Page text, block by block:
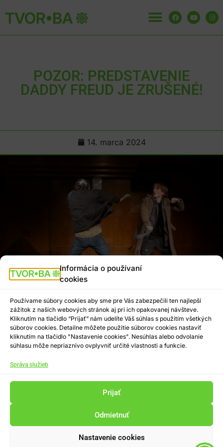
Informácia o používaní
cookies
Používame súbory cookies aby sme pre Vás zabezpečili ten najlepší
zážitok z našich webových stránok aj pri ich opakovanej návšteve.
Kliknutím na tlačidlo “Prijať” nám udelíte Váš súhlas s použitím všetkých
súborov cookies. Detailne môžete použitie súborov cookies nastaviť
kliknutím na tlačidlo "Nastavenie cookies". Nesúhlas alebo odvolanie
súhlasu môže nepriaznivo ovplyvniť určité vlastnosti a funkcie.
Správa služieb
Prijať
Odmietnuť
Nastavenie cookies
POZOR: PREDSTAVENIE
DADDY FREUD JE ZRUŠENÉ!
14. marca 2024
Predstavenie Daddy Freud, ktoré sa malo konať v
sobotu v Teatro Colorato je z organizačných dôvodov
zrušené.
Divadelné predstavenie Daddy Freud divadelného
súboru B+S, ktoré sa malo konať 16. marca 2024
o 16:30 hod. v Teatro Colorato je z organizačných
dôvodov zrušené. Za pochopenie ďakujeme.